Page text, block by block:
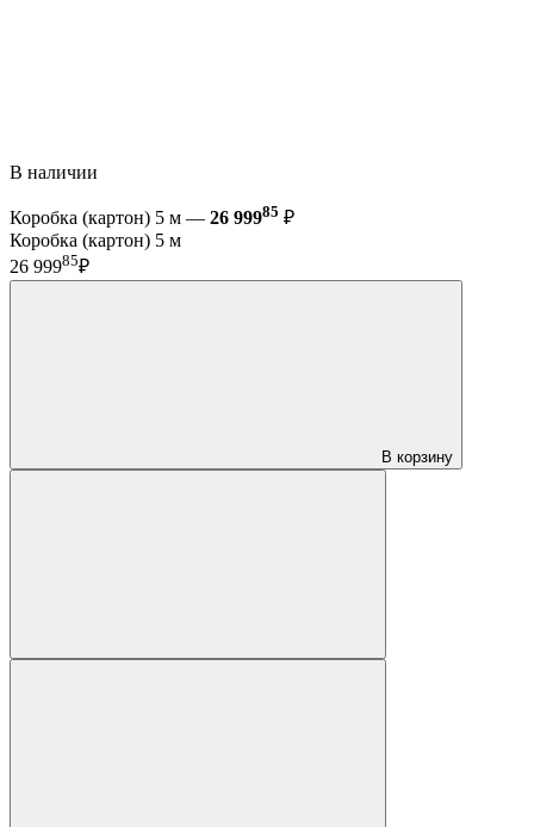
В наличии
Коробка (картон) 5 м — 26 99985 ₽
Коробка (картон) 5 м
26 99985₽
В корзину